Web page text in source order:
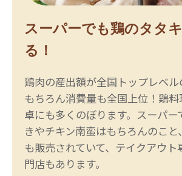
スーパーでも鶏のタタ
る！
鶏肉の産出額が全国トップレベル
もちろん消費量も全国上位！鶏
卓にも多くのぼります。スーパー
きやチキン南蛮はもちろんのこと
も販売されていて、テイクアウト
門店もあります。